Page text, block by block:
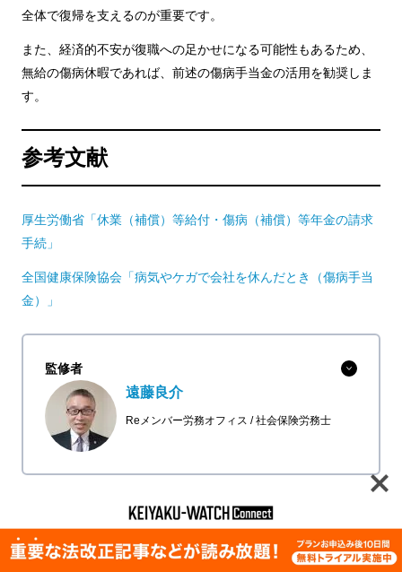
全体で復帰を支えるのが重要です。
また、経済的不安が復職への足かせになる可能性もあるため、
無給の傷病休暇であれば、前述の傷病手当金の活用を勧奨しま
す。
参考文献
厚生労働省「休業（補償）等給付・傷病（補償）等年金の請求
手続」
全国健康保険協会「病気やケガで会社を休んだとき（傷病手当
金）」
監修者
遠藤良介
Reメンバー労務オフィス 社会保険労務士
最新の記事に関する情報は 、契約ウォッチのメルマ
で配信しています。ぜひ、メルマガにご登録くだ
さい！